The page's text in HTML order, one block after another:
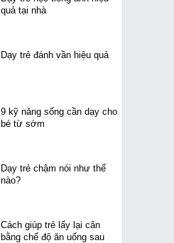
quả tại nhà
Dạy trẻ đánh vần hiệu quả
9 kỹ năng sống cần dạy cho
bé từ sớm
Dạy trẻ chậm nói như thế
nào?
Cách giúp trẻ lấy lại cân
bằng chế độ ăn uống sau